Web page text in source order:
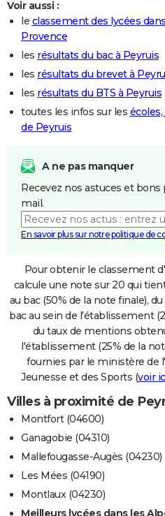
Voir aussi :
le classement des lycées
Provence
les résultats du bac à Peyruis
les résultats du brevet à
les résultats du BTS à Peyruis
toutes les infos sur les
de Peyruis
A ne pas manquer
Recevez nos astuces et
mail.
En savoir plus sur notre politique de
Pour obtenir le classement
calcule une note sur 20 qui
au bac (50% de la note finale),
bac au sein de l'établissement
du taux de mentions
l'établissement (25% de la
fournies par le ministère de
Jeunesse et des Sports (voir
Villes à proximité de
Montfort (04600)
Ganagobie (04310)
Mallefougasse-Augès (04230)
Les Mées (04190)
Montlaux (04230)
Meilleurs lycées dans les